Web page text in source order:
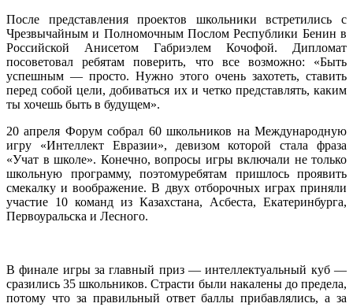
После представления проектов школьники встретились с
Чрезвычайным и Полномочным Послом Республики Бенин в
Российской Анисетом Габриэлем Кочофой. Дипломат
посоветовал ребятам поверить, что все возможно: «Быть
успешным — просто. Нужно этого очень захотеть, ставить
перед собой цели, добиваться их и четко представлять, каким
ты хочешь быть в будущем».
20 апреля Форум собрал 60 школьников на Международную
игру «Интеллект Евразии», девизом которой стала фраза
«Учат в школе». Конечно, вопросы игры включали не только
школьную программу, поэтомуребятам пришлось проявить
смекалку и воображение. В двух отборочных играх приняли
участие 10 команд из Казахстана, Асбеста, Екатеринбурга,
Первоуральска и Лесного.
В финале игры за главный приз — интеллектуальный куб —
сразились 35 школьников. Страсти были накалены до предела,
потому что за правильный ответ баллы прибавлялись, а за